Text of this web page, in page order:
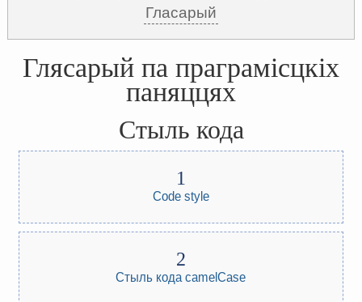
Гласарый
Глясарый па праграмісцкіх
паняццях
Стыль кода
Code style
Стыль кода camelCase